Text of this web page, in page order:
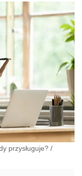
przysługuje? /